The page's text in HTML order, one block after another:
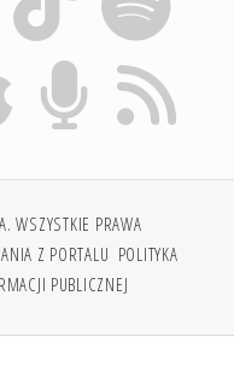
WSZYSTKIE PRAWA
Z PORTALU POLITYKA
PUBLICZNEJ